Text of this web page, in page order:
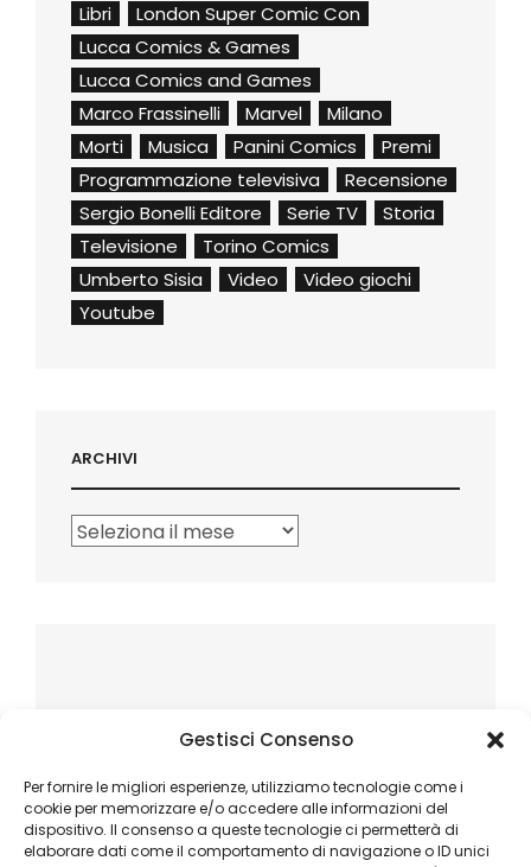
Gestisci Consenso
Per fornire le migliori esperienze, utilizziamo tecnologie come i
cookie per memorizzare e/o accedere alle informazioni del
dispositivo. Il consenso a queste tecnologie ci permetterà di
elaborare dati come il comportamento di navigazione o ID unici
Libri
London Super Comic Con
Lucca Comics & Games
Lucca Comics and Games
Marco Frassinelli
Marvel
Milano
Morti
Musica Panini Comics
Premi
Programmazione televisiva
Recensione
Sergio Bonelli Editore
Serie TV
Storia
Televisione
Torino Comics
Umberto Sisia
Video
Video giochi
Youtube
ARCHIVI
Archivi